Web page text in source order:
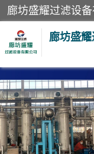
廊坊盛
二氧化碳过滤器
液氨氨气过滤器